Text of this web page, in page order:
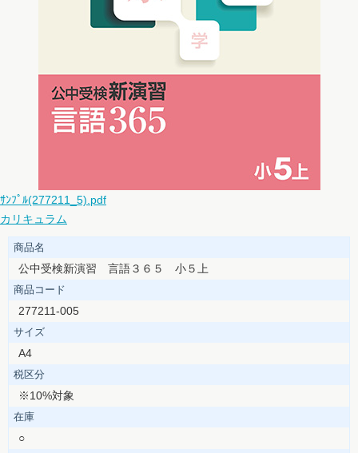
ｻﾝﾌﾟﾙ(277211_5).pdf
カリキュラム
商品名
公中受検新演習 言語３６５ 小５上
商品コード
277211-005
サイズ
A4
税区分
※10%対象
在庫
○